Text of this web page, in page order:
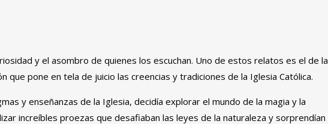
y el asombro de quienes los escuchan. Uno de estos relatos es el de la
pone en tela de juicio las creencias y tradiciones de la Iglesia Católica.
y enseñanzas de la Iglesia, decidía explorar el mundo de la magia y la
increíbles proezas que desafiaban las leyes de la naturaleza y sorprendían